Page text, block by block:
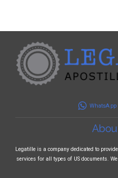
WhatsApp
Legatille is a company dedicated to
services for all types of US documents.